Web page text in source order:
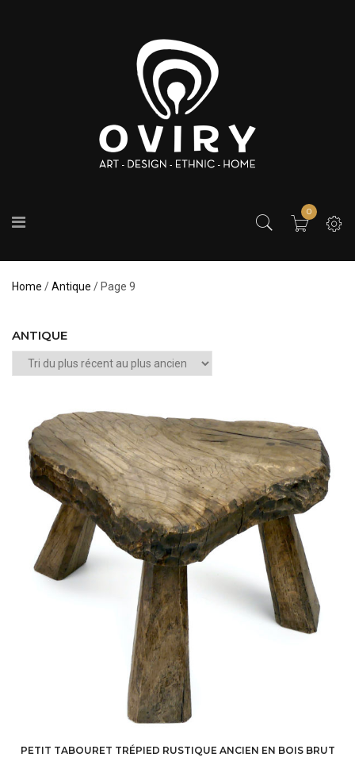
0
Home /Antique / Page 9
ANTIQUE
PETIT TABOURET TRÉPIED RUSTIQUE ANCIEN EN BOIS BRUT